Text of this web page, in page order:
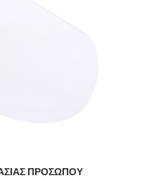
ΠΡΟΣΏΠΟ